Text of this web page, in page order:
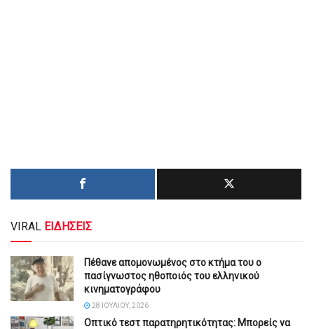
VIRAL ΕΙΔΗΣΕΙΣ
Πέθανε απομονωμένος στο κτήμα του ο
πασίγνωστος ηθοποιός του ελληνικού
κινηματογράφου
28 ΙΟΥΛΊΟΥ, 2026
Οπτικό τεστ παρατηρητικότητας: Μπορείς να